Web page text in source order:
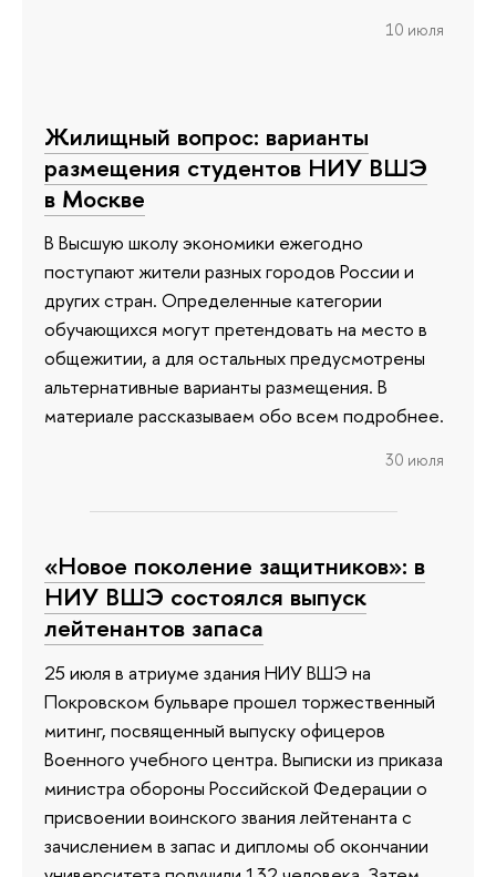
10 июля
Жилищный вопрос: варианты
размещения студентов НИУ ВШЭ
в Москве
В Высшую школу экономики ежегодно
поступают жители разных городов России и
других стран. Определенные категории
обучающихся могут претендовать на место в
общежитии, а для остальных предусмотрены
альтернативные варианты размещения. В
материале рассказываем обо всем подробнее.
30 июля
«Новое поколение защитников»: в
НИУ ВШЭ состоялся выпуск
лейтенантов запаса
25 июля в атриуме здания НИУ ВШЭ на
Покровском бульваре прошел торжественный
митинг, посвященный выпуску офицеров
Военного учебного центра. Выписки из приказа
министра обороны Российской Федерации о
присвоении воинского звания лейтенанта с
зачислением в запас и дипломы об окончании